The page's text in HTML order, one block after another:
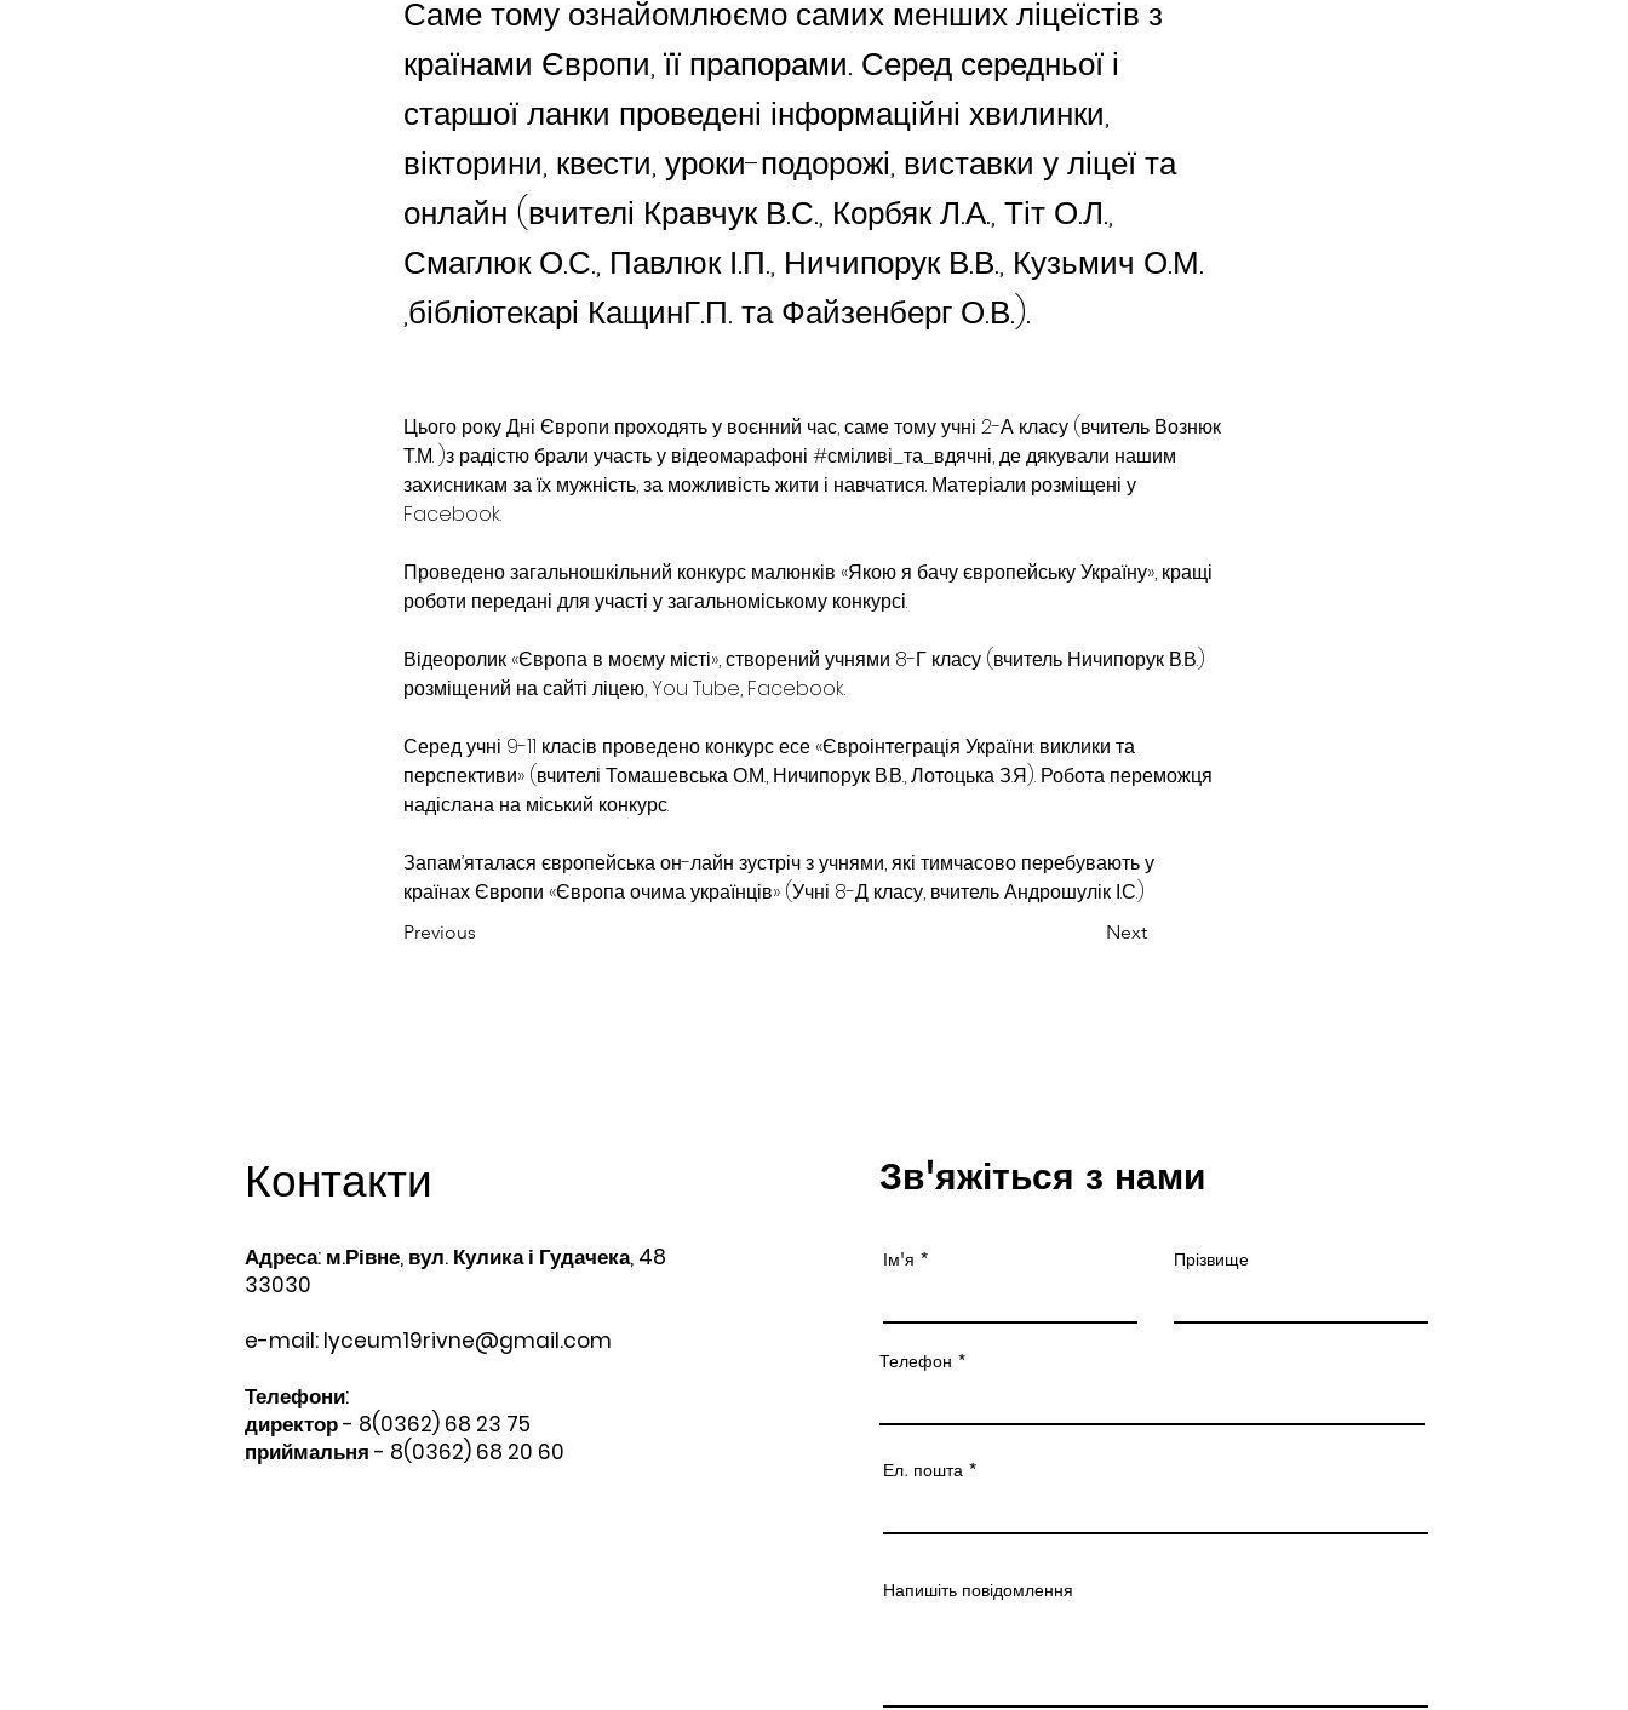
Саме тому ознайомлюємо самих менших ліцеїстів з
країнами Європи, її прапорами. Серед середньої і
старшої ланки проведені інформаційні хвилинки,
вікторини, квести, уроки-подорожі, виставки у ліцеї та
онлайн (вчителі Кравчук В.С., Корбяк Л.А., Тіт О.Л.,
Смаглюк О.С., Павлюк І.П., Ничипорук В.В., Кузьмич О.М.
,бібліотекарі КащинГ.П. та Файзенберг О.В.).
Цього року Дні Європи проходять у воєнний час, саме тому учні 2-А класу (вчитель Вознюк
Т.М. )з радістю брали участь у відеомарафоні #сміливі_та_вдячні, де дякували нашим
захисникам за їх мужність, за можливість жити і навчатися. Матеріали розміщені у
Facebook.
Проведено загальношкільний конкурс малюнків «Якою я бачу європейську Україну», кращі
роботи передані для участі у загальноміському конкурсі.
Відеоролик «Європа в моєму місті», створений учнями 8-Г класу (вчитель Ничипорук В.В.)
розміщений на сайті ліцею, You Tube, Facebook.
Серед учні 9-11 класів проведено конкурс есе «Євроінтеграція України: виклики та
перспективи» (вчителі Томашевська О.М., Ничипорук В.В., Лотоцька З.Я). Робота переможця
надіслана на міський конкурс.
Запам’яталася європейська он-лайн зустріч з учнями, які тимчасово перебувають у
країнах Європи «Європа очима українців» (Учні 8-Д класу, вчитель Андрошулік І.С.)
Previous Next
Контакти
Адреса: м.Рівне, вул. Кулика і Гудачека, 48
33030
e-mail: lyceum19rivne@gmail.com
Телефони:​
директор - 8(0362) 68 23 75
приймальня - 8(0362) 68 20 60
Зв'яжіться з нами
Ім'я Прізвище
Телефон
Ел. пошта
Напишіть повідомлення